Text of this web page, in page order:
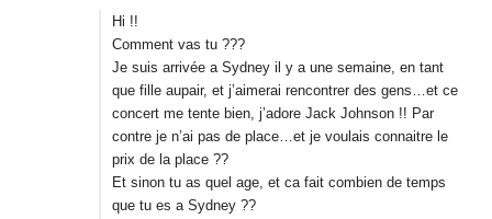
Hi !!
Comment vas tu ???
Je suis arrivée a Sydney il y a une semaine, en tant
que fille aupair, et j’aimerai rencontrer des gens…et ce
concert me tente bien, j’adore Jack Johnson !! Par
contre je n’ai pas de place…et je voulais connaitre le
prix de la place ??
Et sinon tu as quel age, et ca fait combien de temps
que tu es a Sydney ??